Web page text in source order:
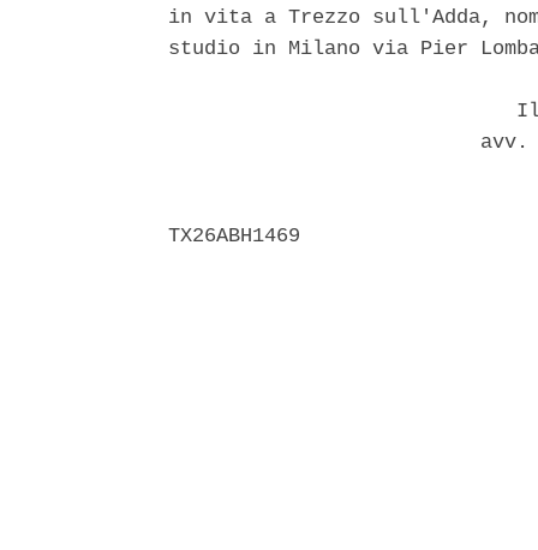
in vita a Trezzo sull'Adda,
studio in Milano via Pier